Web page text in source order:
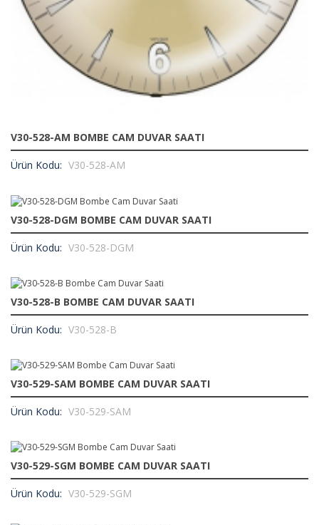
V30-528-AM BOMBE CAM DUVAR SAATI
Ürün Kodu: V30-528-AM
V30-528-DGM BOMBE CAM DUVAR SAATI
Ürün Kodu: V30-528-DGM
V30-528-B BOMBE CAM DUVAR SAATI
Ürün Kodu: V30-528-B
V30-529-SAM BOMBE CAM DUVAR SAATI
Ürün Kodu: V30-529-SAM
V30-529-SGM BOMBE CAM DUVAR SAATI
Ürün Kodu: V30-529-SGM